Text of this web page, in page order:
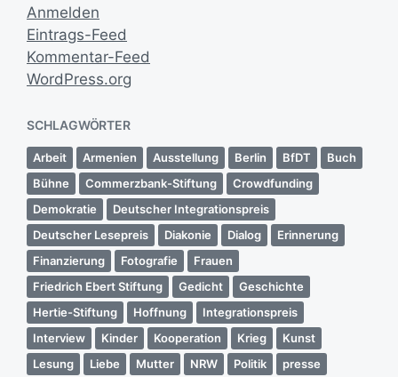
Anmelden
Eintrags-Feed
Kommentar-Feed
WordPress.org
SCHLAGWÖRTER
Arbeit Armenien Ausstellung Berlin BfDT
Buch
Bühne
Commerzbank-Stiftung
Crowdfunding
Demokratie
Deutscher Integrationspreis
Deutscher Lesepreis
Diakonie Dialog
Erinnerung
Finanzierung
Fotografie
Frauen
Friedrich Ebert Stiftung
Gedicht
Geschichte
Hertie-Stiftung
Hoffnung
Integrationspreis
Interview
Kinder Kooperation Krieg
Kunst
Lesung
Liebe Mutter NRW Politik
presse